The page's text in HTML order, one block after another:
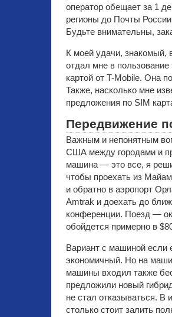
оператор обещает за 1
регионы до Почты
Будьте внимательны,
К моей удачи, знакомый,
отдал мне в
картой от T-Mobile. Она
Также, насколько мне
предложения по SIM
Передвижение
Важным и непонятным
США между городами и
машина — это все, я
чтобы проехать из
и обратно в аэропорт
Amtrak и доехать до
конференции. Поезд —
обойдется примерно в
Вариант с машиной если
экономичный. Но на
машины входил также
предложили новый
не стал отказываться. В
столько стоит залить